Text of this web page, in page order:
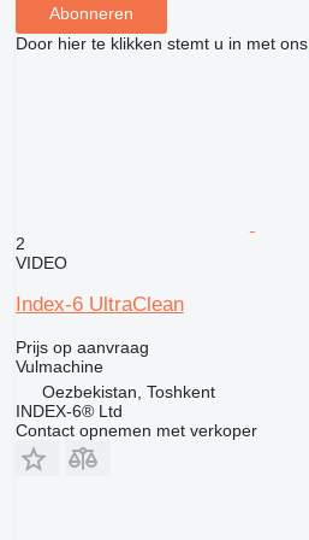
Abonneren
Door hier te klikken stemt u in met ons
2
VIDEO
Index-6 UltraClean
Prijs op aanvraag
Vulmachine
Oezbekistan, Toshkent
INDEX-6® Ltd
Contact opnemen met verkoper